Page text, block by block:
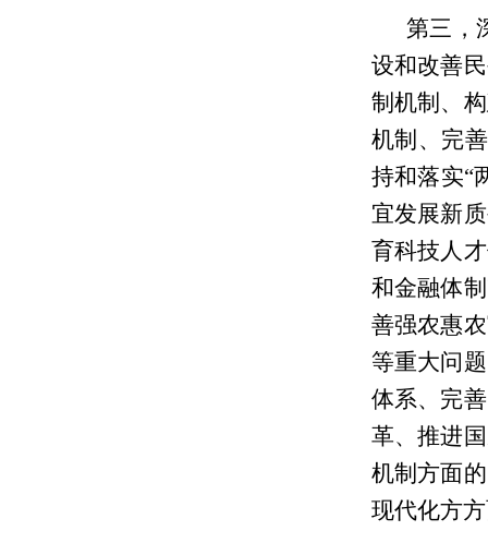
第三，
设和改善
制机制、
机制、完
持和落实“
宜发展新
育科技人
和金融体
善强农惠
等重大问
体系、完
革、推进
机制方面
现代化方